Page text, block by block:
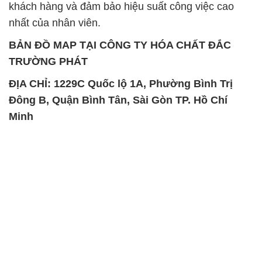
ĐỊA CHỈ: 1229C Quốc lộ 1A, Phường Bình Trị
Đông B, Quận Bình Tân, Sài Gòn TP. Hồ Chí
Minh